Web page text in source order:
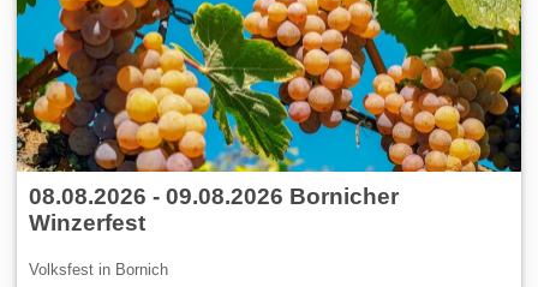
08.08.2026 - 09.08.2026 Bornicher
Winzerfest
Volksfest in Bornich